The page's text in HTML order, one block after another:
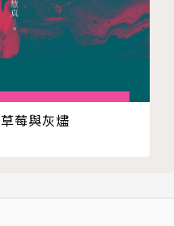
草莓與灰燼